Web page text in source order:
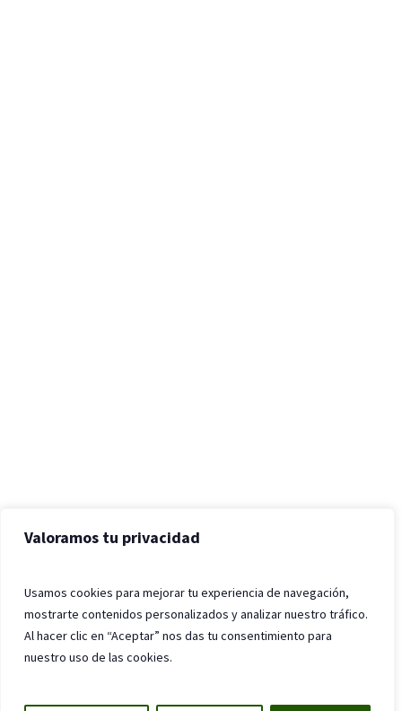
Valoramos tu privacidad
Usamos cookies para mejorar tu experiencia de navegación,
mostrarte contenidos personalizados y analizar nuestro tráfico.
Al hacer clic en “Aceptar” nos das tu consentimiento para
nuestro uso de las cookies.